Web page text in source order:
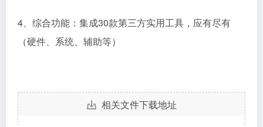
4、综合功能：集成30款第三方实用工具，应有尽有
（硬件、系统、辅助等）
相关文件下载地址